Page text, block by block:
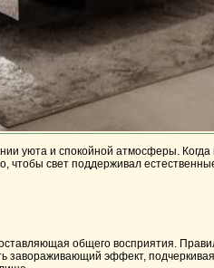
уюта и спокойной атмосферы.
свет поддерживал
общего восприятия.
завораживающий эффект,